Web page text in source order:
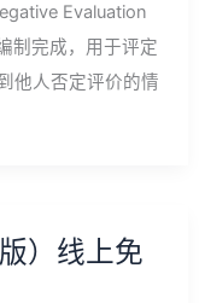
Evaluation
制完成，用于评定
他人否定评价的情
）线上免